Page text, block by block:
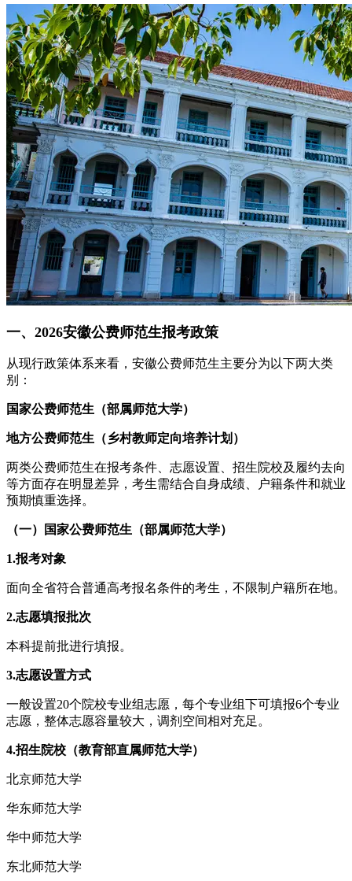
一、2026安徽公费师范生报考政策
从现行政策体系来看，安徽公费师范生主要分为以下两大类
别：
国家公费师范生（部属师范大学）
地方公费师范生（乡村教师定向培养计划）
两类公费师范生在报考条件、志愿设置、招生院校及履约去向
等方面存在明显差异，考生需结合自身成绩、户籍条件和就业
预期慎重选择。
（一）国家公费师范生（部属师范大学）
1.报考对象
面向全省符合普通高考报名条件的考生，不限制户籍所在地。
2.志愿填报批次
本科提前批进行填报。
3.志愿设置方式
一般设置20个院校专业组志愿，每个专业组下可填报6个专业
志愿，整体志愿容量较大，调剂空间相对充足。
4.招生院校（教育部直属师范大学）
北京师范大学
华东师范大学
华中师范大学
东北师范大学